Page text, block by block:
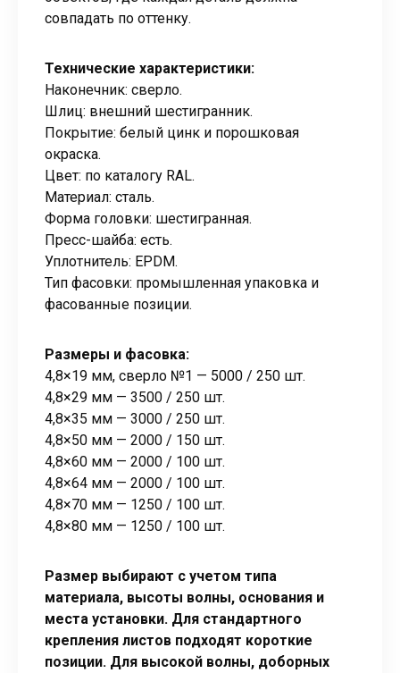
совпадать по оттенку.
Технические характеристики:
Наконечник: сверло.
Шлиц: внешний шестигранник.
Покрытие: белый цинк и порошковая
окраска.
Цвет: по каталогу RAL.
Материал: сталь.
Форма головки: шестигранная.
Пресс-шайба: есть.
Уплотнитель: EPDM.
Тип фасовки: промышленная упаковка и
фасованные позиции.
Размеры и фасовка:
4,8×19 мм, сверло №1 — 5000 / 250 шт.
4,8×29 мм — 3500 / 250 шт.
4,8×35 мм — 3000 / 250 шт.
4,8×50 мм — 2000 / 150 шт.
4,8×60 мм — 2000 / 100 шт.
4,8×64 мм — 2000 / 100 шт.
4,8×70 мм — 1250 / 100 шт.
4,8×80 мм — 1250 / 100 шт.
Размер выбирают с учетом типа
материала, высоты волны, основания и
места установки. Для стандартного
крепления листов подходят короткие
позиции. Для высокой волны, доборных